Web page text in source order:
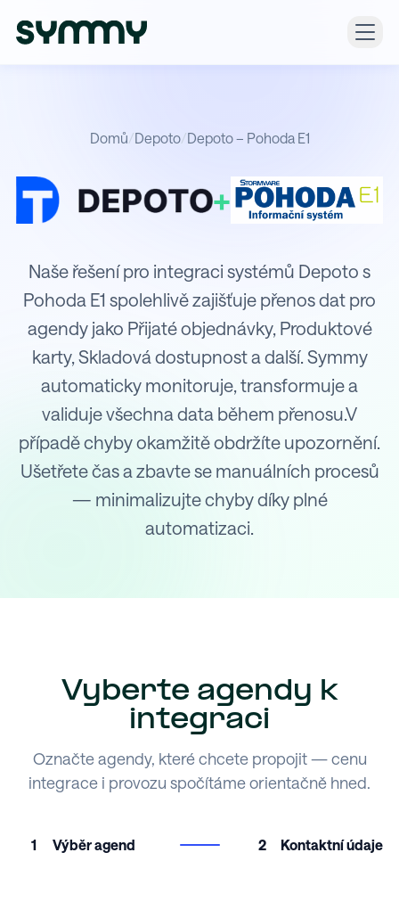
Domů/Depoto/Depoto – Pohoda E1
+
Integrace Depoto s Pohoda E1
Naše řešení pro integraci systémů Depoto s
Pohoda E1 spolehlivě zajišťuje přenos dat pro
agendy jako Přijaté objednávky, Produktové
karty, Skladová dostupnost a další. Symmy
automaticky monitoruje, transformuje a
validuje všechna data během přenosu.V
případě chyby okamžitě obdržíte upozornění.
Ušetřete čas a zbavte se manuálních procesů
— minimalizujte chyby díky plné
automatizaci.
Vyberte agendy k
integraci
Označte agendy, které chcete propojit — cenu
integrace i provozu spočítáme orientačně hned.
1 Výběr agend 2 Kontaktní údaje